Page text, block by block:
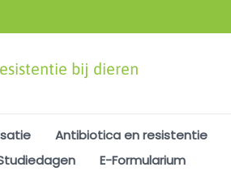
bij dieren
Antibiotica en resistentie
E-Formularium